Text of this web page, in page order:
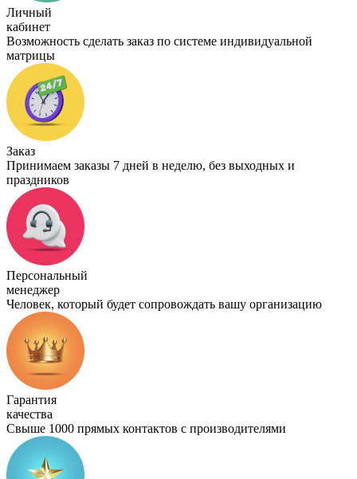
Личный
кабинет
Возможность сделать заказ по системе индивидуальной
матрицы
Заказ
Принимаем заказы 7 дней в неделю, без выходных и
праздников
Персональный
менеджер
Человек, который будет сопровождать вашу организацию
Гарантия
качества
Свыше 1000 прямых контактов с производителями